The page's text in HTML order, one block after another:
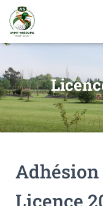
Adhésion
Licence